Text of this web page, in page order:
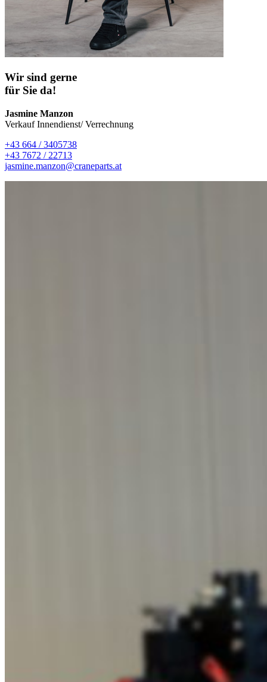
Wir sind gerne
für Sie da!
Jasmine Manzon
Verkauf Innendienst/ Verrechnung
+43 664 / 3405738
+43 7672 / 22713
jasmine.manzon@craneparts.at